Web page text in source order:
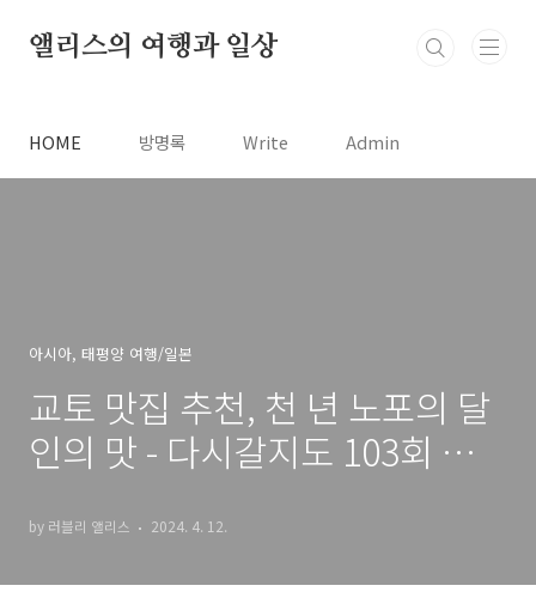
앨리스의 여행과 일상
HOME 방명록 Write Admin
아시아, 태평양 여행/일본
교토 맛집 추천, 천 년 노포의 달
인의 맛 - 다시갈지도 103회 지
by 러블리 앨리스 2024. 4. 12.